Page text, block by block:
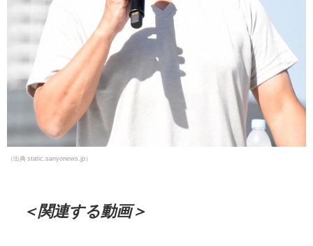
（出典 static.sanyonews.jp）
＜関連する動画＞